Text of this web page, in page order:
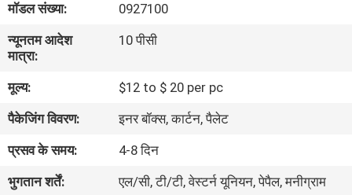
कारखाने
दौरा
गुणवत्ता
नियंत्रण
मॉडल संख्या:
0927100
न्यूनतम आदेश
मात्रा:
10 पीसी
मूल्य:
$12 to $ 20 per pc
पैकेजिंग विवरण:
इनर बॉक्स, कार्टन, पैलेट
प्रसव के समय:
4-8 दिन
भुगतान शर्तें:
एल/सी, टी/टी, वेस्टर्न यूनियन, पेपैल, मनीग्राम